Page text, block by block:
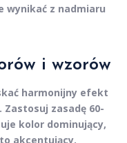
wynikać z nadmiaru
i wzorów
harmonijny efekt
zasadę 60-
kolor dominujący,
akcentujący.